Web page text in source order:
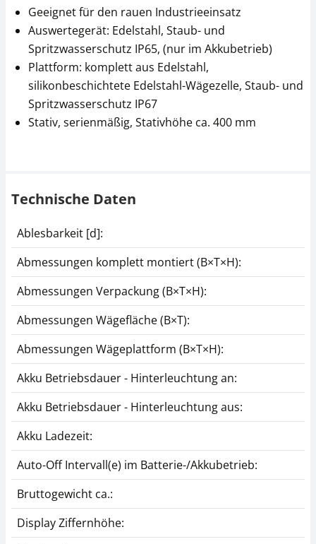
Thermodrucker KERN
YKC-01
KERN CFS-A04
Datenschnittstelle
KERN KFN-A01
CHF 202,50
CHF 218,90 inkl. Mwst.
Schnittstellenkabel
CFS-A01
CHF 45,00
CHF 48,64 inkl. Mwst.
Netzteil KERN PFB-
A05
Geeignet für den rauen Industrieeinsatz
Auswertegerät: Edelstahl, Staub- und
Spritzwasserschutz IP65, (nur im Akkubetrieb)
Plattform: komplett aus Edelstahl,
silikonbeschichtete Edelstahl-Wägezelle, Staub- und
Spritzwasserschutz IP67
Stativ, serienmäßig, Stativhöhe ca. 400 mm
Technische Daten
Ablesbarkeit [d]:
Abmessungen komplett montiert (B×T×H):
Abmessungen Verpackung (B×T×H):
Abmessungen Wägefläche (B×T):
Abmessungen Wägeplattform (B×T×H):
Akku Betriebsdauer - Hinterleuchtung an:
Akku Betriebsdauer - Hinterleuchtung aus:
Akku Ladezeit:
Auto-Off Intervall(e) im Batterie-/Akkubetrieb:
Bruttogewicht ca.:
Display Ziffernhöhe: